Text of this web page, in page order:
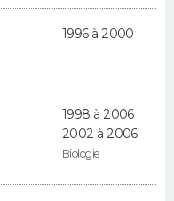
1996 à 2000
1998 à 2006
2002 à 2006
Biologie